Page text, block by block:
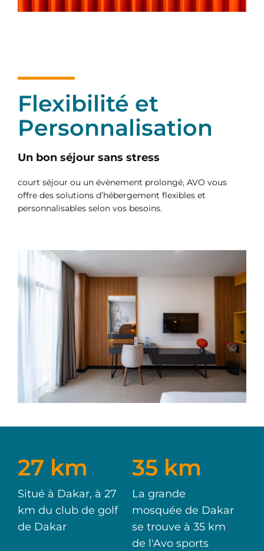
Flexibilité et
Personnalisation
Un bon séjour sans stress
court séjour ou un évènement prolongé, AVO vous
offre des solutions d’hébergement flexibles et
personnalisables selon vos besoins.
27 km
Situé à Dakar, à 27
km du club de golf
de Dakar
35 km
La grande
mosquée de Dakar
se trouve à 35 km
de l'Avo sports